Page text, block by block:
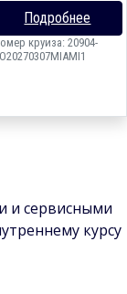
Подробнее
круиза: 20904-
и сервисными
курсу